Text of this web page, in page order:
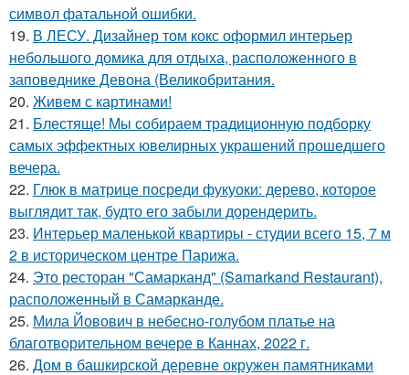
символ фатальной ошибки.
19. В ЛЕСУ. Дизайнер том кокс оформил интерьер
небольшого домика для отдыха, расположенного в
заповеднике Девона (Великобритания.
20. Живем с картинами!
21. Блестяще! Мы собираем традиционную подборку
самых эффектных ювелирных украшений прошедшего
вечера.
22. Глюк в матрице посреди фукуоки: дерево, которое
выглядит так, будто его забыли дорендерить.
23. Интерьер маленькой квартиры - студии всего 15, 7 м
2 в историческом центре Парижа.
24. Это ресторан "Самарканд" (Samarkand Restaurant),
расположенный в Самарканде.
25. Мила Йовович в небесно-голубом платье на
благотворительном вечере в Каннах, 2022 г.
26. Дом в башкирской деревне окружен памятниками